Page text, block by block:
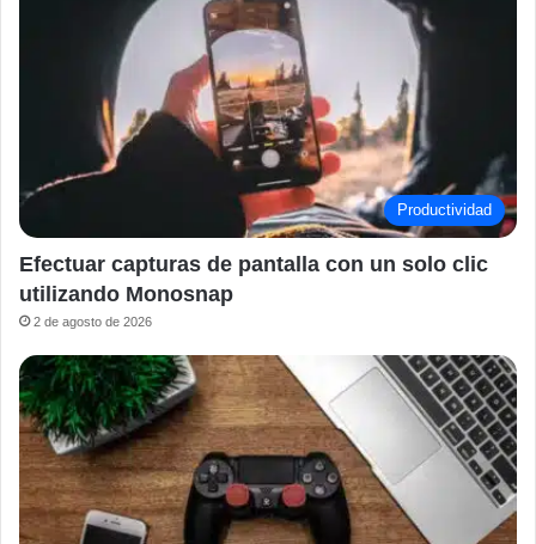
Productividad
Efectuar capturas de pantalla con un solo clic
utilizando Monosnap
2 de agosto de 2026